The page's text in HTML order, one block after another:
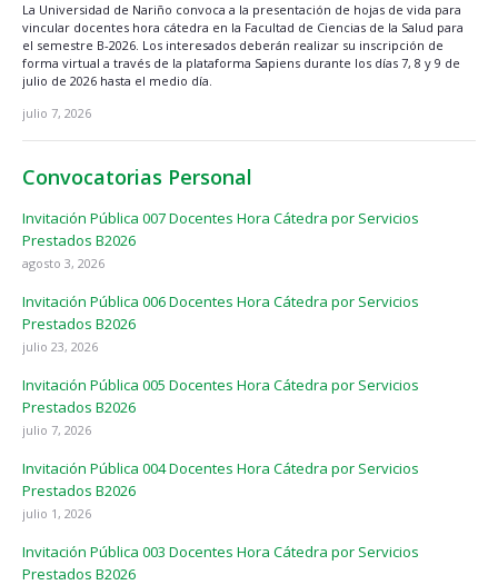
La Universidad de Nariño convoca a la presentación de hojas de vida para
vincular docentes hora cátedra en la Facultad de Ciencias de la Salud para
el semestre B-2026. Los interesados deberán realizar su inscripción de
forma virtual a través de la plataforma Sapiens durante los días 7, 8 y 9 de
julio de 2026 hasta el medio día.
julio 7, 2026
Convocatorias Personal
Invitación Pública 007 Docentes Hora Cátedra por Servicios
Prestados B2026
agosto 3, 2026
Invitación Pública 006 Docentes Hora Cátedra por Servicios
Prestados B2026
julio 23, 2026
Invitación Pública 005 Docentes Hora Cátedra por Servicios
Prestados B2026
julio 7, 2026
Invitación Pública 004 Docentes Hora Cátedra por Servicios
Prestados B2026
julio 1, 2026
Invitación Pública 003 Docentes Hora Cátedra por Servicios
Prestados B2026